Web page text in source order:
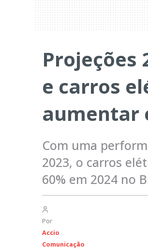
Projeções
e carros
aumentar
Com uma
2023, o carros
60% em 2024 no
Por
Accio
Comunicação